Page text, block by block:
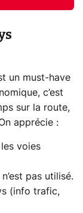
un must-have
c’est
sur la route,
apprécie :
voies
pas utilisé.
(info trafic,